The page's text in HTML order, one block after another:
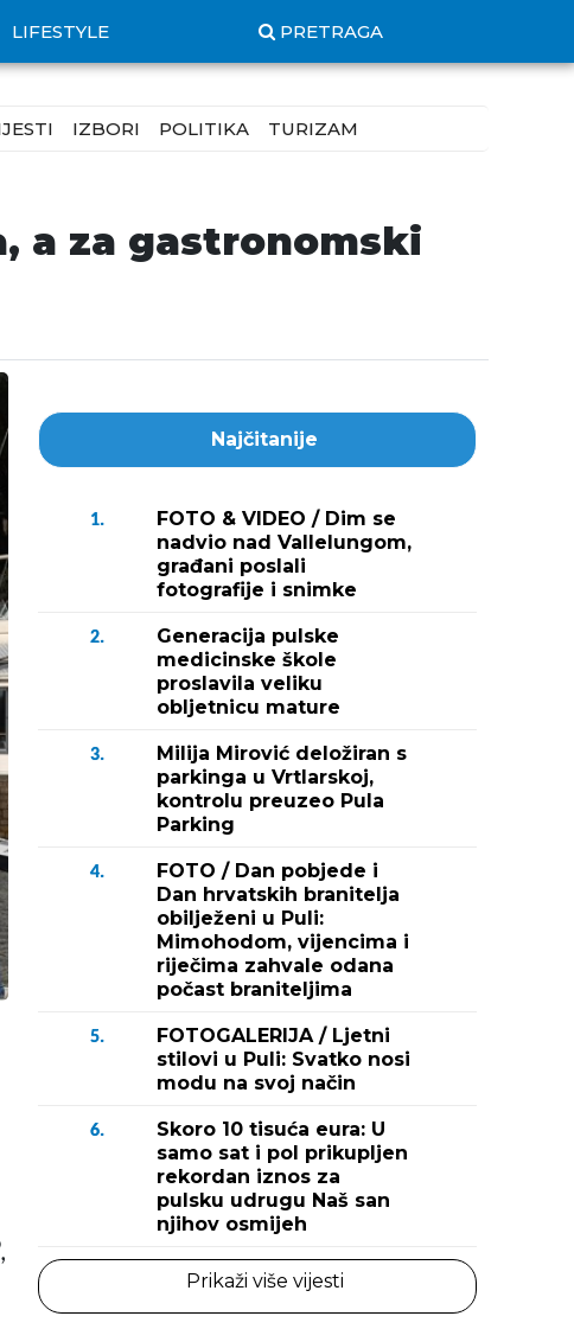
LIFESTYLE PRETRAGA
IZBORI POLITIKA TURIZAM
a za gastronomski
Najčitanije
1.
FOTO & VIDEO / Dim se
nadvio nad Vallelungom,
građani poslali
fotografije i snimke
2.
Generacija pulske
medicinske škole
proslavila veliku
obljetnicu mature
3.
Milija Mirović deložiran s
parkinga u Vrtlarskoj,
kontrolu preuzeo Pula
Parking
4.
FOTO / Dan pobjede i
Dan hrvatskih branitelja
obilježeni u Puli:
Mimohodom, vijencima i
riječima zahvale odana
počast braniteljima
5.
FOTOGALERIJA / Ljetni
stilovi u Puli: Svatko nosi
modu na svoj način
6.
Skoro 10 tisuća eura: U
samo sat i pol prikupljen
rekordan iznos za
pulsku udrugu Naš san
njihov osmijeh
Prikaži više vijesti